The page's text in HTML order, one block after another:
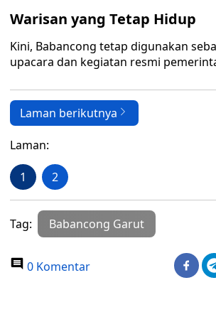
Warisan yang Tetap Hidup
Kini, Babancong tetap digunakan
upacara dan kegiatan resmi
Laman berikutnya
Laman:
1 2
Tag: Babancong Garut
0 Komentar